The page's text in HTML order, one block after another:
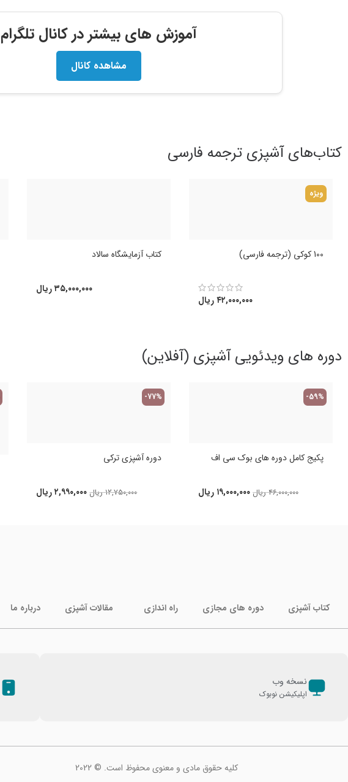
آموزش های بیشتر در کانال تلگرام
مشاهده کانال
کتاب‌های آشپزی ترجمه فارسی
ویژه
100 کوکی (ترجمه فارسی)
۴۲,۰۰۰,۰۰۰ریال
کتاب آزمایشگاه سالاد
۳۵,۰۰۰,۰۰۰ ریال
دوره های ویدئویی آشپزی (آفلاین)
-59%
پکیج کامل دوره های بوک سی اف
۴۶,۰۰۰,۰۰۰ ریال ۱۹,۰۰۰,۰۰۰ ریال
-77%
دوره آشپزی ترکی
۱۲,۷۵۰,۰۰۰ ریال ۲,۹۹۰,۰۰۰ ریال
کتاب آشپزی دوره های مجازی راه اندازی مقالات آشپزی درباره ما
نسخه وب
اپلیکیشن نوبوک
کلیه حقوق مادی و معنوی محفوظ است. © 2022